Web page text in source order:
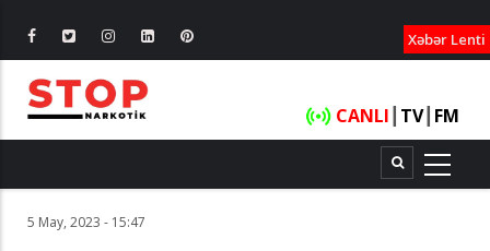
Xəbər Lenti
CANLI TV┃ FM
5 May, 2023 - 15:47